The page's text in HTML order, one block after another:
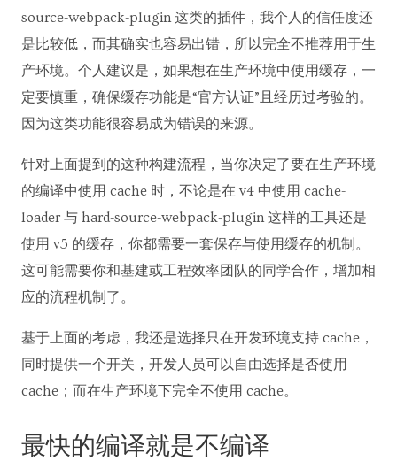
source-webpack-plugin 这类的插件，我个人的信任度还
是比较低，而其确实也容易出错，所以完全不推荐用于生
产环境。个人建议是，如果想在生产环境中使用缓存，一
定要慎重，确保缓存功能是“官方认证”且经历过考验的。
因为这类功能很容易成为错误的来源。
针对上面提到的这种构建流程，当你决定了要在生产环境
的编译中使用 cache 时，不论是在 v4 中使用 cache-
loader 与 hard-source-webpack-plugin 这样的工具还是
使用 v5 的缓存，你都需要一套保存与使用缓存的机制。
这可能需要你和基建或工程效率团队的同学合作，增加相
应的流程机制了。
基于上面的考虑，我还是选择只在开发环境支持 cache，
同时提供一个开关，开发人员可以自由选择是否使用
cache；而在生产环境下完全不使用 cache。
最快的编译就是不编译